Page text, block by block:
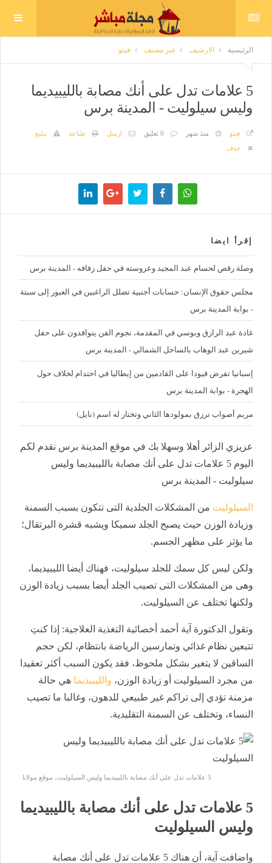
الرئيسية الارشيف غير مصنف فيتو
5 علامات تدل على أنك مصابة بالليبيديما
وليس سيلوليت - المدينة برس
فيتو منذ شهر 0 تعليق ارسل طباعة
تبليغ
حذف
إقرأ ايضا
وصلة رقص لحسام عبد المجيد وعروسته في حفل زفافه - المدينة برس
مجلس حقوق الإنسان: حسابات أجنبية تضلل الراغبين في العبور إلى سبتة
- بوابة المدينة برس
غادة عبد الرازق وبوسي في المقدمة، نجوم الفن يتوافدون على حفل
شيرين عبد الوهاب بالساحل الشمالي - المدينة برس
إسبانيا تفرض قيودا على القادمين من إيطاليا في احتدام لخلاف حول
الهجرة - بوابة المدينة برس
مريم أصواب ترزق بمولودها الثاني وتختار له اسم (نايل)
عزيزي الزائر أهلا وسهلا بك في موقع المدينة برس نقدم لكم
اليوم 5 علامات تدل على أنك مصابة بالليبيديما وليس
سيلوليت - المدينة برس
السيلوليت من المشكلات الجلدية التى تتكون بسبب السمنة
وزيادة الوزن حيث يصبح الجلد سميكا ويشبه قشرة البرتقال؛
ما يؤثر على مظهر الجسم.
ولكن ليس كل سمك للجلد سيلوليت، فهناك أيضا الليبيديما،
وهى من المشكلات التى تصيب الجلد أيضا بسبب زيادة الوزن
ولكنها تختلف عن السيلوليت.
وتقول الدكتورة آية أحمد أخصائية التغذية العلاجية: إذا كنتِ
تتبعين نظام غذائي وتمارسين الرياضة بانتظام، لكن حجم
الساقين لا يتغير بشكل ملحوظ، فقد يكون السبب أكثر تعقيدا
من مجرد السيلوليت أو زيادة الوزن، والليبيديما هي حالة
مزمنة تؤدي إلى تراكم غير طبيعي للدهون، وغالبا ما تصيب
النساء، وتختلف عن السمنة التقليدية.
5 علامات تدل على أنك مصابة بالليبيديما وليس السيلوليت، موقع مولانا
5 علامات تدل على أنك مصابة بالليبيديما
وليس السيلوليت
واضافت آية، أن هناك 5 علامات تدل على أنك مصابة